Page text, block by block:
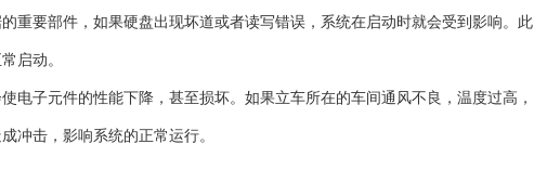
重要部件，如果硬盘出现坏道或者读写错误，系统在启动时就会受到影响。此
启动。
电子元件的性能下降，甚至损坏。如果立车所在的车间通风不良，温度过高，
冲击，影响系统的正常运行。